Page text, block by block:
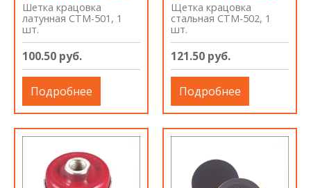
Шетка крацовка
латунная СТМ-501, 1
шт.
100.50 руб.
Подробнее
Щетка крацовка
стальная СТМ-502, 1
шт.
121.50 руб.
Подробнее